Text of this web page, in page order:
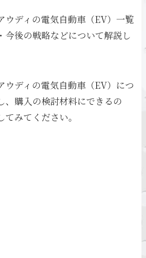
ウディの電気自動車（EV）一覧
今後の戦略などについて解説し
ウディの電気自動車（EV）につ
、購入の検討材料にできるの
みてください。